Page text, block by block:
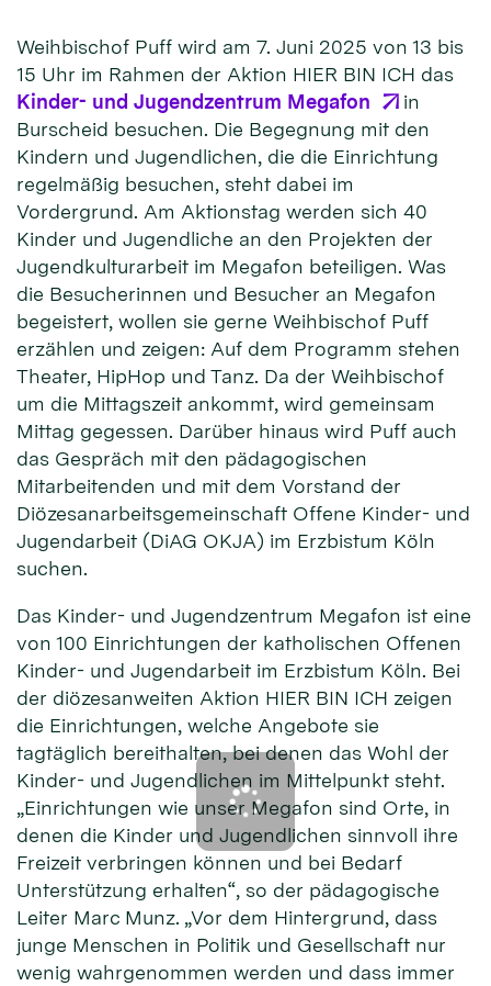
Weihbischof Puff wird am 7. Juni 2025 von 13 bis
15 Uhr im Rahmen der Aktion HIER BIN ICH das
Kinder- und Jugendzentrum Megafon
in
Burscheid besuchen. Die Begegnung mit den
Kindern und Jugendlichen, die die Einrichtung
regelmäßig besuchen, steht dabei im
Vordergrund. Am Aktionstag werden sich 40
Kinder und Jugendliche an den Projekten der
Jugendkulturarbeit im Megafon beteiligen. Was
die Besucherinnen und Besucher an Megafon
begeistert, wollen sie gerne Weihbischof Puff
erzählen und zeigen: Auf dem Programm stehen
Theater, HipHop und Tanz. Da der Weihbischof
um die Mittagszeit ankommt, wird gemeinsam
Mittag gegessen. Darüber hinaus wird Puff auch
das Gespräch mit den pädagogischen
Mitarbeitenden und mit dem Vorstand der
Diözesanarbeitsgemeinschaft Offene Kinder- und
Jugendarbeit (DiAG OKJA) im Erzbistum Köln
suchen.
Das Kinder- und Jugendzentrum Megafon ist eine
von 100 Einrichtungen der katholischen Offenen
Kinder- und Jugendarbeit im Erzbistum Köln. Bei
der diözesanweiten Aktion HIER BIN ICH zeigen
die Einrichtungen, welche Angebote sie
tagtäglich bereithalten, bei denen das Wohl der
Kinder- und Jugendlichen im Mittelpunkt steht.
„Einrichtungen wie unser Megafon sind Orte, in
denen die Kinder und Jugendlichen sinnvoll ihre
Freizeit verbringen können und bei Bedarf
Unterstützung erhalten“, so der pädagogische
Leiter Marc Munz. „Vor dem Hintergrund, dass
junge Menschen in Politik und Gesellschaft nur
wenig wahrgenommen werden und dass immer